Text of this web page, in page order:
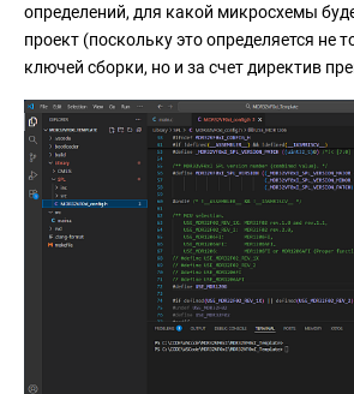
определений, для какой микросхемы
проект (поскольку это определяется не
ключей сборки, но и за счет директив